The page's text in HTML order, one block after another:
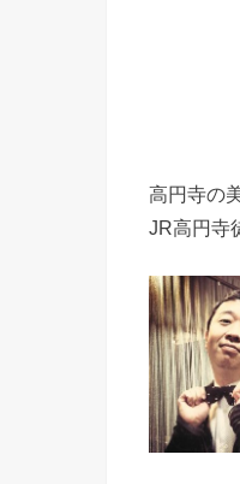
高円寺の
JR高円寺